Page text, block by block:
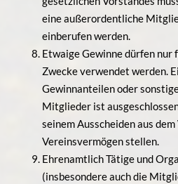
eine außerordentliche
einberufen werden.
Etwaige Gewinne dürfen nur
Zwecke verwendet werden.
Gewinnanteilen oder
Mitglieder ist
seinem Ausscheiden aus
Vereinsvermögen stellen.
Ehrenamtlich Tätige und
(insbesondere auch die